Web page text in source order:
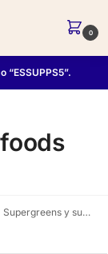
0
“ESSUPPS5”.
Supergreens y superfoods